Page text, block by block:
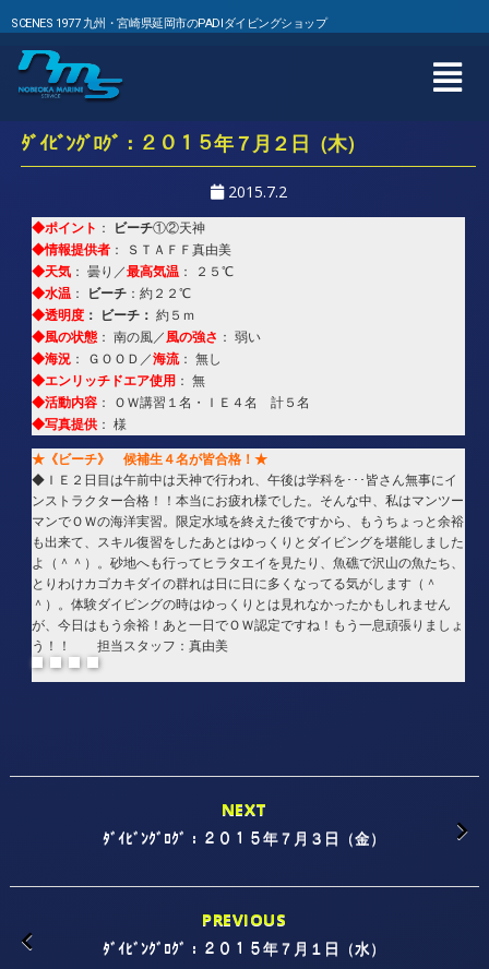
SCENES 1977 九州・宮崎県延岡市のPADIダイビングショップ
ﾀﾞｲﾋﾞﾝｸﾞﾛｸﾞ：２０１５年７月２日（木）
2015.7.2
◆ポイント ： ビーチ①②天神
◆情報提供者： ＳＴＡＦＦ真由美
◆天気： 曇り／最高気温： ２５℃
◆水温： ビーチ：約２２℃
◆透明度： ビーチ： 約５ｍ
◆風の状態： 南の風／ 風の強さ ： 弱い
◆海況： ＧＯＯＤ／海流： 無し
◆エンリッチドエア使用 ： 無
◆活動内容： ＯＷ講習１名・ＩＥ４名 計５名
◆写真提供： 様
★《ビーチ》 候補生４名が皆合格！★
◆ＩＥ２日目は午前中は天神で行われ、午後は学科を･･･皆さん無事にイ
ンストラクター合格！！本当にお疲れ様でした。そんな中、私はマンツー
マンでＯＷの海洋実習。限定水域を終えた後ですから、もうちょっと余裕
も出来て、スキル復習をしたあとはゆっくりとダイビングを堪能しました
よ（＾＾）。砂地へも行ってヒラタエイを見たり、魚礁で沢山の魚たち、
とりわけカゴカキダイの群れは日に日に多くなってる気がします（＾
＾）。体験ダイビングの時はゆっくりとは見れなかったかもしれません
が、今日はもう余裕！あと一日でＯＷ認定ですね！もう一息頑張りましょ
う！！ 担当スタッフ：真由美
NEXT
ﾀﾞｲﾋﾞﾝｸﾞﾛｸﾞ：２０１５年７月３日（金）
PREVIOUS
ﾀﾞｲﾋﾞﾝｸﾞﾛｸﾞ：２０１５年７月１日（水）